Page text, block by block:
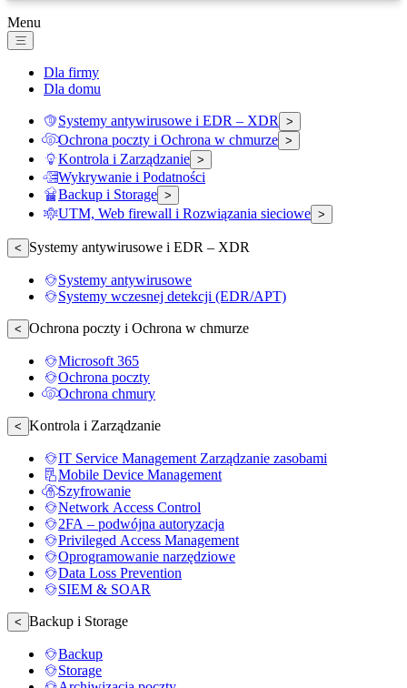
Menu
Dla firmy
Dla domu
Systemy antywirusowe i EDR – XDR >
Ochrona poczty i Ochrona w chmurze >
Kontrola i Zarządzanie >
Wykrywanie i Podatności
Backup i Storage >
UTM, Web firewall i Rozwiązania sieciowe >
< Systemy antywirusowe i EDR – XDR
Systemy antywirusowe
Systemy wczesnej detekcji (EDR/APT)
< Ochrona poczty i Ochrona w chmurze
Microsoft 365
Ochrona poczty
Ochrona chmury
< Kontrola i Zarządzanie
IT Service Management Zarządzanie zasobami
Mobile Device Management
Szyfrowanie
Network Access Control
2FA – podwójna autoryzacja
Privileged Access Management
Oprogramowanie narzędziowe
Data Loss Prevention
SIEM & SOAR
< Backup i Storage
Backup
Storage